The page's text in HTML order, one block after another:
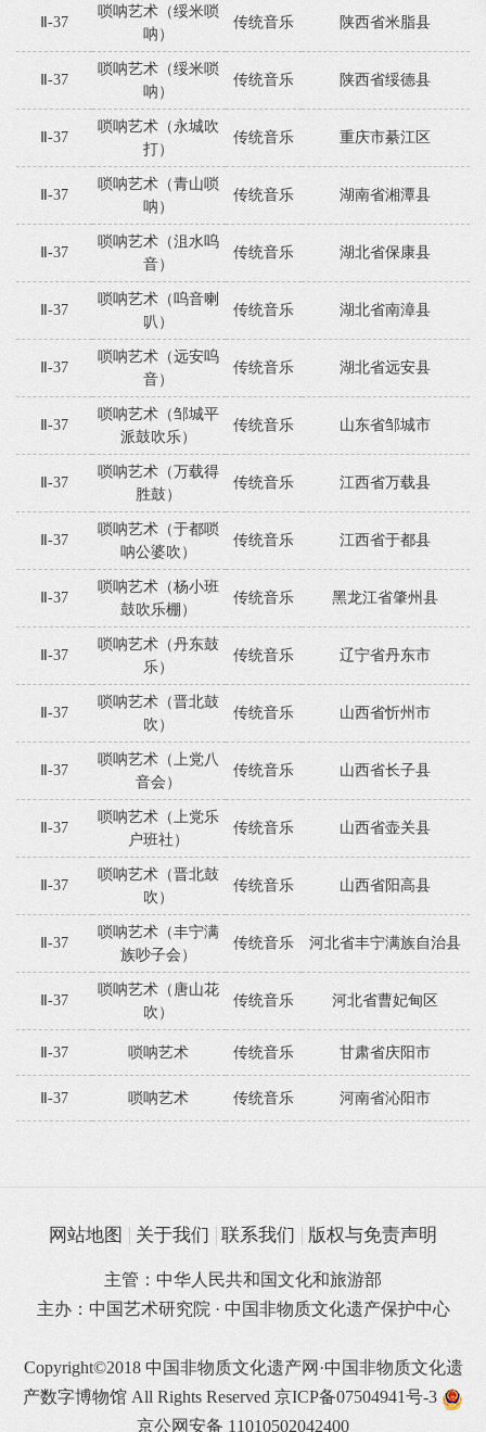
Ⅱ-37
唢呐艺术（绥米唢
呐）
传统音乐 陕西省米脂县
Ⅱ-37
唢呐艺术（绥米唢
呐）
传统音乐 陕西省绥德县
Ⅱ-37
唢呐艺术（永城吹
打）
传统音乐 重庆市綦江区
Ⅱ-37
唢呐艺术（青山唢
呐）
传统音乐 湖南省湘潭县
Ⅱ-37
唢呐艺术（沮水呜
音）
传统音乐 湖北省保康县
Ⅱ-37
唢呐艺术（呜音喇
叭）
传统音乐 湖北省南漳县
Ⅱ-37
唢呐艺术（远安呜
音）
传统音乐 湖北省远安县
Ⅱ-37
唢呐艺术（邹城平
派鼓吹乐）
传统音乐 山东省邹城市
Ⅱ-37
唢呐艺术（万载得
胜鼓）
传统音乐 江西省万载县
Ⅱ-37
唢呐艺术（于都唢
呐公婆吹）
传统音乐 江西省于都县
Ⅱ-37
唢呐艺术（杨小班
鼓吹乐棚）
传统音乐 黑龙江省肇州县
Ⅱ-37
唢呐艺术（丹东鼓
乐）
传统音乐 辽宁省丹东市
Ⅱ-37
唢呐艺术（晋北鼓
吹）
传统音乐 山西省忻州市
Ⅱ-37
唢呐艺术（上党八
音会）
传统音乐 山西省长子县
Ⅱ-37
唢呐艺术（上党乐
户班社）
传统音乐 山西省壶关县
Ⅱ-37
唢呐艺术（晋北鼓
吹）
传统音乐 山西省阳高县
Ⅱ-37
唢呐艺术（丰宁满
族吵子会）
传统音乐 河北省丰宁满族自治县
Ⅱ-37
唢呐艺术（唐山花
吹）
传统音乐 河北省曹妃甸区
Ⅱ-37 唢呐艺术 传统音乐 甘肃省庆阳市
Ⅱ-37 唢呐艺术 传统音乐 河南省沁阳市
网站地图 关于我们 联系我们 版权与免责声明
主管：中华人民共和国文化和旅游部
主办：中国艺术研究院 · 中国非物质文化遗产保护中心
Copyright©2018 中国非物质文化遗产网·中国非物质文化遗
产数字博物馆 All Rights Reserved 京ICP备07504941号-3
京公网安备 11010502042400